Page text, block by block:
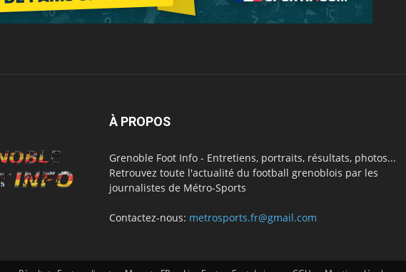
À PROPOS
Grenoble Foot Info - Entretiens, portraits, résultats, photos...
Retrouvez toute l'actualité du football grenoblois par les
journalistes de Métro-Sports
Contactez-nous: metrosports.fr@gmail.com